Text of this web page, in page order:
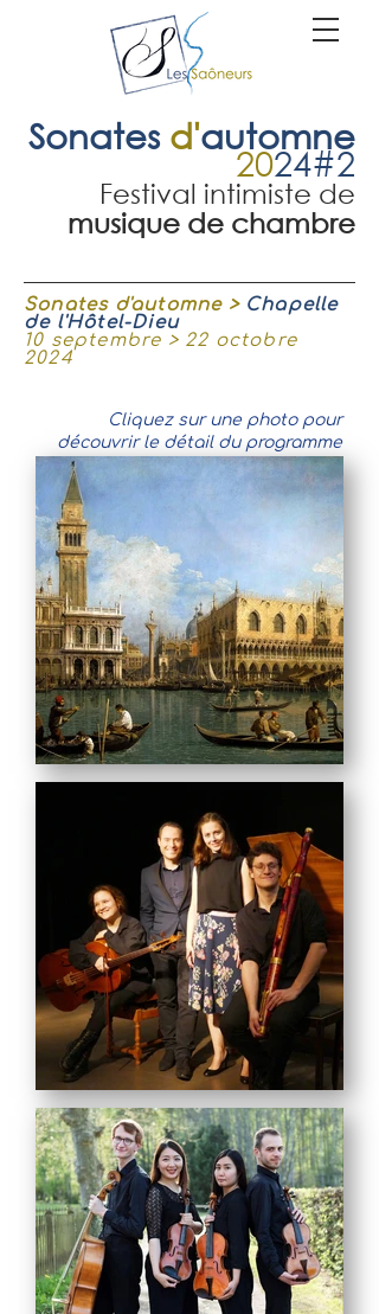
Sonates d'automne
2024#2
Festival intimiste de
musique de chambre
Sonates d'automne > Chapelle
de l'Hôtel-Dieu
10 septembre > 22 octobre
2024
Cliquez sur une photo pour
découvrir le détail du programme